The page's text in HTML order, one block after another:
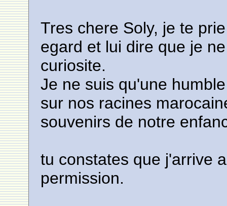
Tres chere Soly, je te
egard et lui dire que je
curiosite.
Je ne suis qu'une
sur nos racines
souvenirs de notre
tu constates que j'arrive
permission.